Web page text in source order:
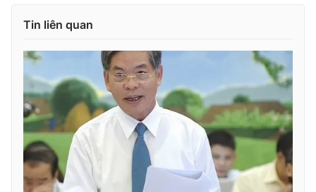
Học trực tuyến
Hitech Công nghệ tương lai
Sản phẩm
Thị trường
Tư vấn
Lịch phát sóng
Chuyên mục khác
Emagazine Podcast
Tin liên quan